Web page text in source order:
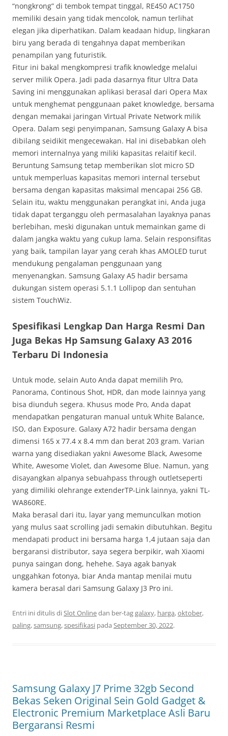
“nongkrong” di tembok tempat tinggal, RE450 AC1750
memiliki desain yang tidak mencolok, namun terlihat
elegan jika diperhatikan. Dalam keadaan hidup, lingkaran
biru yang berada di tengahnya dapat memberikan
penampilan yang futuristik.
Fitur ini bakal mengkompresi trafik knowledge melalui
server milik Opera. Jadi pada dasarnya fitur Ultra Data
Saving ini menggunakan aplikasi berasal dari Opera Max
untuk menghemat penggunaan paket knowledge, bersama
dengan memakai jaringan Virtual Private Network milik
Opera. Dalam segi penyimpanan, Samsung Galaxy A bisa
dibilang seidikit mengecewakan. Hal ini disebabkan oleh
memori internalnya yang miliki kapasitas relaitif kecil.
Beruntung Samsung tetap memberikan slot micro SD
untuk memperluas kapasitas memori internal tersebut
bersama dengan kapasitas maksimal mencapai 256 GB.
Selain itu, waktu menggunakan perangkat ini, Anda juga
tidak dapat terganggu oleh permasalahan layaknya panas
berlebihan, meski digunakan untuk memainkan game di
dalam jangka waktu yang cukup lama. Selain responsifitas
yang baik, tampilan layar yang cerah khas AMOLED turut
mendukung pengalaman penggunaan yang
menyenangkan. Samsung Galaxy A5 hadir bersama
dukungan sistem operasi 5.1.1 Lollipop dan sentuhan
sistem TouchWiz.
Spesifikasi Lengkap Dan Harga Resmi Dan
Juga Bekas Hp Samsung Galaxy A3 2016
Terbaru Di Indonesia
Untuk mode, selain Auto Anda dapat memilih Pro,
Panorama, Continous Shot, HDR, dan mode lainnya yang
bisa diunduh segera. Khusus mode Pro, Anda dapat
mendapatkan pengaturan manual untuk White Balance,
ISO, dan Exposure. Galaxy A72 hadir bersama dengan
dimensi 165 x 77.4 x 8.4 mm dan berat 203 gram. Varian
warna yang disediakan yakni Awesome Black, Awesome
White, Awesome Violet, dan Awesome Blue. Namun, yang
disayangkan alpanya sebuahpass through outletseperti
yang dimiliki olehrange extenderTP-Link lainnya, yakni TL-
WA860RE.
Maka berasal dari itu, layar yang memunculkan motion
yang mulus saat scrolling jadi semakin dibutuhkan. Begitu
mendapati product ini bersama harga 1,4 jutaan saja dan
bergaransi distributor, saya segera berpikir, wah Xiaomi
punya saingan dong, hehehe. Saya agak banyak
unggahkan fotonya, biar Anda mantap menilai mutu
kamera berasal dari Samsung Galaxy J3 Pro ini.
Entri ini ditulis diSlot Onlinedan ber-taggalaxy, harga,oktober,
paling,samsung,spesifikasi pada September 30, 2022.
Samsung Galaxy J7 Prime 32gb Second
Bekas Seken Original Sein Gold Gadget &
Electronic Premium Marketplace Asli Baru
Bergaransi Resmi